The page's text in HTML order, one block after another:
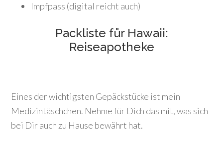
Impfpass (digital reicht auch)
Packliste für Hawaii:
Reiseapotheke
Eines der wichtigsten Gepäckstücke ist mein
Medizintäschchen. Nehme für Dich das mit, was sich
bei Dir auch zu Hause bewährt hat.